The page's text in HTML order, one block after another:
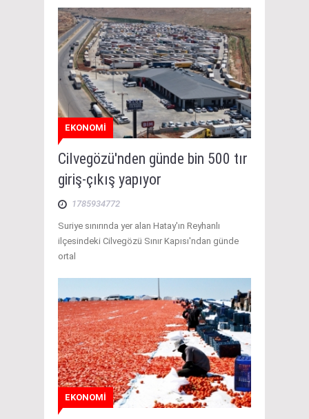
EKONOMİ
Cilvegözü'nden günde bin 500 tır
giriş-çıkış yapıyor
1785934772
Suriye sınırında yer alan Hatay'ın Reyhanlı
ilçesindeki Cilvegözü Sınır Kapısı'ndan günde
ortal
EKONOMİ